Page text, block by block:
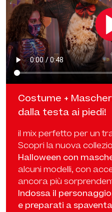
Costume +
dalla testa ai piedi!
il mix perfetto per un
Scopri la nuova
Halloween con
alcuni modelli, con
ancora più
Indossa il
e preparati a